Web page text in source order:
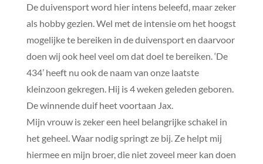
De duivensport word hier intens beleefd, maar zeker
als hobby gezien. Wel met de intensie om het hoogst
mogelijke te bereiken in de duivensport en daarvoor
doen wij ook heel veel om dat doel te bereiken. ‘De
434’ heeft nu ook de naam van onze laatste
kleinzoon gekregen. Hij is 4 weken geleden geboren.
De winnende duif heet voortaan Jax.
Mijn vrouw is zeker een heel belangrijke schakel in
het geheel. Waar nodig springt ze bij. Ze helpt mij
hiermee en mijn broer, die niet zoveel meer kan doen